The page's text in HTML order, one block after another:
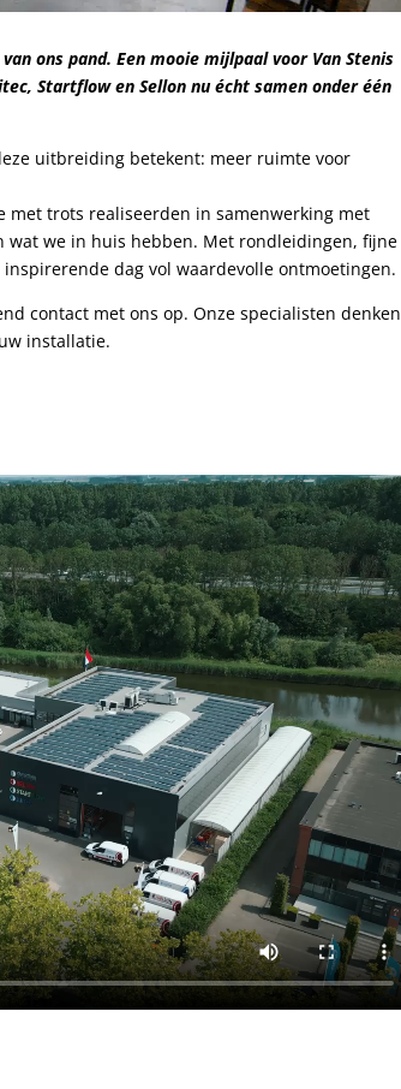
ons pand. Een mooie mijlpaal voor Van Stenis
Startflow en Sellon nu écht samen onder één
uitbreiding betekent: meer ruimte voor
met trots realiseerden in samenwerking met
wat we in huis hebben. Met rondleidingen, fijne
dag vol waardevolle ontmoetingen.
contact met ons op. Onze specialisten denken
installatie.